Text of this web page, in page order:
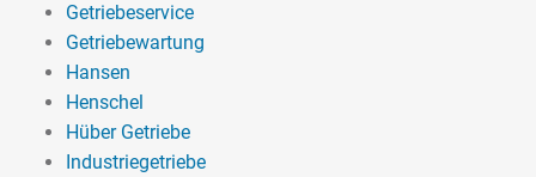
Getriebeservice
Getriebewartung
Hansen
Henschel
Hüber Getriebe
Industriegetriebe